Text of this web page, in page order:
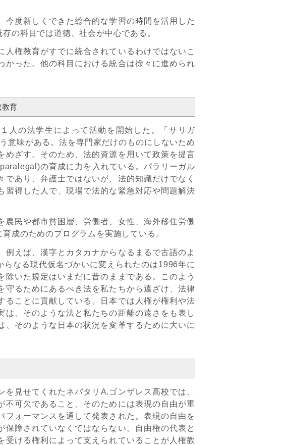
度新しくできた総合的な学習の時間を活用した
の科目では道徳、社会が中心である。
権教育がすでに統合されているわけではないこ
かった。他の科目における統合は徐々に進められ
育
人の法学生によって活動を開始した。「サリガ
意味がある。法を専門家だけのものにしないため
めざす。そのため、法的資源を用いて政策を提言
の育成に力を入れている。パラリーガル
あり、弁護士ではないが、法的知識だけでなく
習得した人で、現場で法的な緊急対応や問題解決
民や都市貧困層、労働者、女性、海外移住労働
成のためのプログラムを実施している。
えば、漢字とカタカナからなるまるで古語のよ
なる現代仮名づかいに変えられたのは1996年に
いた規定はいまだに昔のままである。このよう
守るためにあるべき法を私たちから遠ざけ、法律
ることに貢献している。日本では人権が権利や法
、そのような法と私たちの距離の遠さをも表し
、そのような日本の状況を変革するために大いに
見せてくれたネパタリA.ゴンザレス高校では、
不可欠であること、そのためには表現の自由が重
ォーマンスを通して発表された。表現の自由を
障されていなくてはならない。自由権の代表と
受ける権利によって支えられていることが人権教